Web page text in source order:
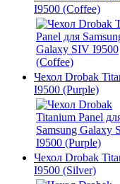
I9500 (Coffee)
Чехол Drobak
I9500 (Purple)
Чехол Drobak
I9500 (Silver)